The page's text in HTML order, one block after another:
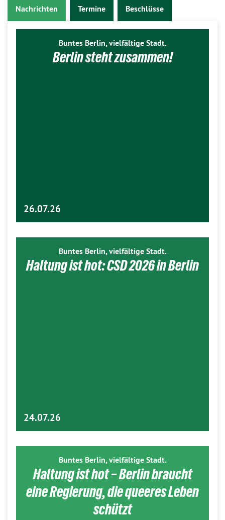
Nachrichten Termine Beschlüsse
Buntes Berlin, vielfältige Stadt.
Berlin steht zusammen!
26.07.26
Buntes Berlin, vielfältige Stadt.
Haltung ist hot: CSD 2026 in Berlin
24.07.26
Buntes Berlin, vielfältige Stadt.
Haltung ist hot – Berlin braucht
eine Regierung, die queeres Leben
schützt